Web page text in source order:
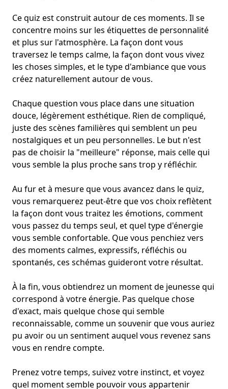
Ce quiz est construit autour de ces moments. Il se
concentre moins sur les étiquettes de personnalité
et plus sur l'atmosphère. La façon dont vous
traversez le temps calme, la façon dont vous vivez
les choses simples, et le type d'ambiance que vous
créez naturellement autour de vous.
Chaque question vous place dans une situation
douce, légèrement esthétique. Rien de compliqué,
juste des scènes familières qui semblent un peu
nostalgiques et un peu personnelles. Le but n'est
pas de choisir la "meilleure" réponse, mais celle qui
vous semble la plus proche sans trop y réfléchir.
Au fur et à mesure que vous avancez dans le quiz,
vous remarquerez peut-être que vos choix reflètent
la façon dont vous traitez les émotions, comment
vous passez du temps seul, et quel type d'énergie
vous semble confortable. Que vous penchiez vers
des moments calmes, expressifs, réfléchis ou
spontanés, ces schémas guideront votre résultat.
À la fin, vous obtiendrez un moment de jeunesse qui
correspond à votre énergie. Pas quelque chose
d'exact, mais quelque chose qui semble
reconnaissable, comme un souvenir que vous auriez
pu avoir ou un sentiment auquel vous revenez sans
vous en rendre compte.
Prenez votre temps, suivez votre instinct, et voyez
quel moment semble pouvoir vous appartenir